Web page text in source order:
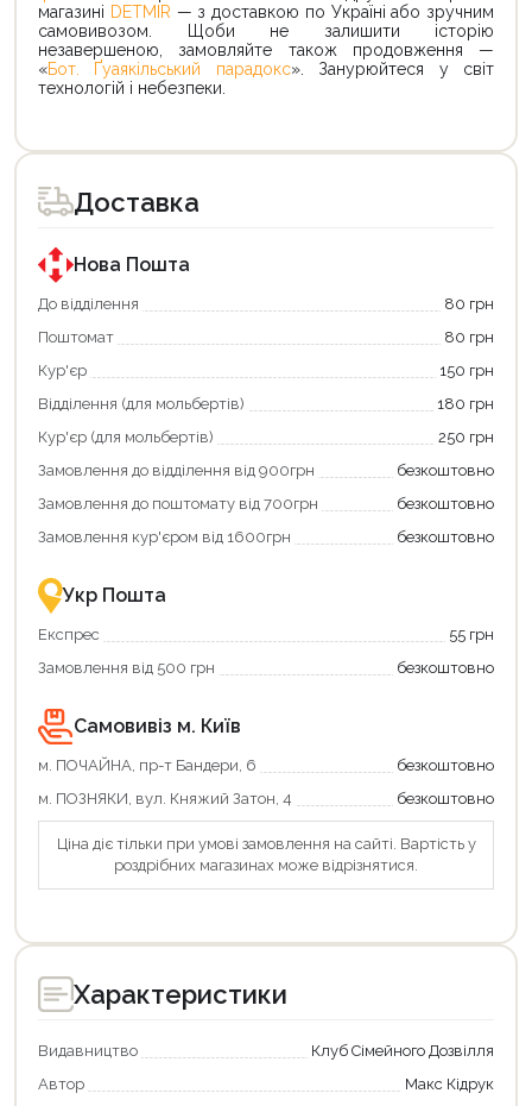
магазині DETMIR — з доставкою по Україні або зручним
самовивозом. Щоби не залишити історію
незавершеною, замовляйте також продовження —
«Бот. Ґуаякільський парадокс». Занурюйтеся у світ
технологій і небезпеки.
Доставка
Нова Пошта
До відділення
80 грн
Поштомат
80 грн
Кур'єр
150 грн
Відділення (для мольбертів)
180 грн
Кур'єр (для мольбертів)
250 грн
Замовлення до відділення від 900грн
безкоштовно
Замовлення до поштомату від 700грн
безкоштовно
Замовлення кур'єром від 1600грн
безкоштовно
Укр Пошта
Експрес
55 грн
Замовлення від 500 грн
безкоштовно
Самовивіз м. Київ
м. ПОЧАЙНА, пр-т Бандери, 6
безкоштовно
м. ПОЗНЯКИ, вул. Княжий Затон, 4
безкоштовно
Ціна діє тільки при умові замовлення на сайті. Вартість у
роздрібних магазинах може відрізнятися.
Характеристики
Видавництво
Клуб Сімейного Дозвілля
Автор
Макс Кідрук
Продовжити покупки